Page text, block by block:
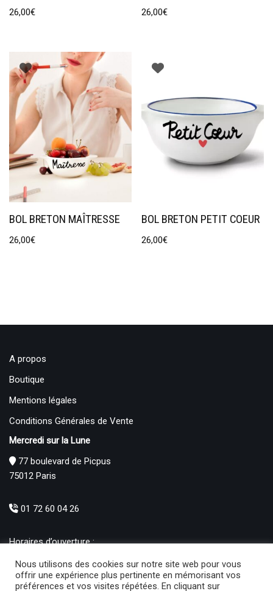
26,00€ 26,00€
BOL BRETON MAÎTRESSE
26,00€
BOL BRETON PETIT COEUR
26,00€
A propos
Boutique
Mentions légales
Conditions Générales de Vente
Mercredi sur la Lune
77 boulevard de Picpus
75012 Paris
01 72 60 04 26
Horaires d’ouverture :
Mercredi au Samedi : 10h30 – 19h00
Nous utilisons des cookies sur notre site web pour vous
offrir une expérience plus pertinente en mémorisant vos
préférences et vos visites répétées. En cliquant sur